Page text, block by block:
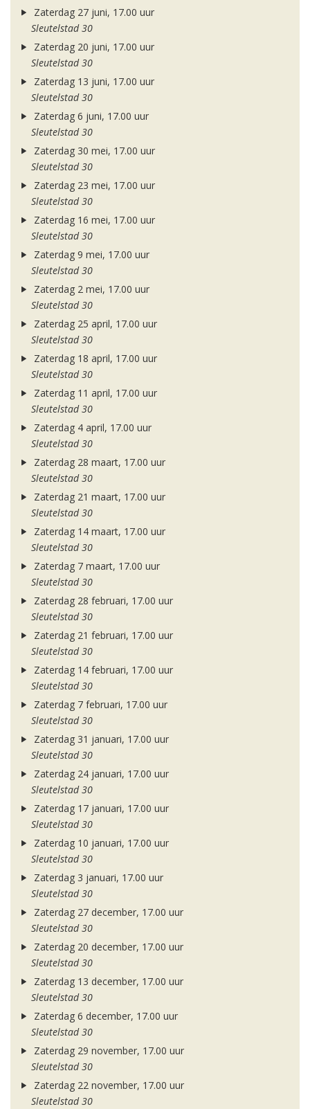
Zaterdag 27 juni, 17.00 uur
Sleutelstad 30
Zaterdag 20 juni, 17.00 uur
Sleutelstad 30
Zaterdag 13 juni, 17.00 uur
Sleutelstad 30
Zaterdag 6 juni, 17.00 uur
Sleutelstad 30
Zaterdag 30 mei, 17.00 uur
Sleutelstad 30
Zaterdag 23 mei, 17.00 uur
Sleutelstad 30
Zaterdag 16 mei, 17.00 uur
Sleutelstad 30
Zaterdag 9 mei, 17.00 uur
Sleutelstad 30
Zaterdag 2 mei, 17.00 uur
Sleutelstad 30
Zaterdag 25 april, 17.00 uur
Sleutelstad 30
Zaterdag 18 april, 17.00 uur
Sleutelstad 30
Zaterdag 11 april, 17.00 uur
Sleutelstad 30
Zaterdag 4 april, 17.00 uur
Sleutelstad 30
Zaterdag 28 maart, 17.00 uur
Sleutelstad 30
Zaterdag 21 maart, 17.00 uur
Sleutelstad 30
Zaterdag 14 maart, 17.00 uur
Sleutelstad 30
Zaterdag 7 maart, 17.00 uur
Sleutelstad 30
Zaterdag 28 februari, 17.00 uur
Sleutelstad 30
Zaterdag 21 februari, 17.00 uur
Sleutelstad 30
Zaterdag 14 februari, 17.00 uur
Sleutelstad 30
Zaterdag 7 februari, 17.00 uur
Sleutelstad 30
Zaterdag 31 januari, 17.00 uur
Sleutelstad 30
Zaterdag 24 januari, 17.00 uur
Sleutelstad 30
Zaterdag 17 januari, 17.00 uur
Sleutelstad 30
Zaterdag 10 januari, 17.00 uur
Sleutelstad 30
Zaterdag 3 januari, 17.00 uur
Sleutelstad 30
Zaterdag 27 december, 17.00 uur
Sleutelstad 30
Zaterdag 20 december, 17.00 uur
Sleutelstad 30
Zaterdag 13 december, 17.00 uur
Sleutelstad 30
Zaterdag 6 december, 17.00 uur
Sleutelstad 30
Zaterdag 29 november, 17.00 uur
Sleutelstad 30
Zaterdag 22 november, 17.00 uur
Sleutelstad 30